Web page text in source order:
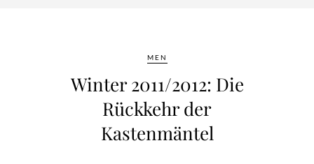
MEN
Winter 2011/2012: Die
Rückkehr der
Kastenmäntel